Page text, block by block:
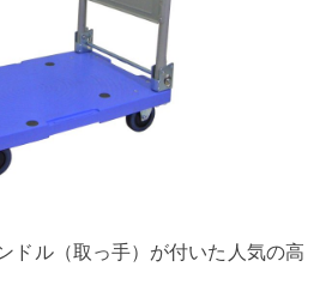
ドル（取っ手）が付いた人気の高